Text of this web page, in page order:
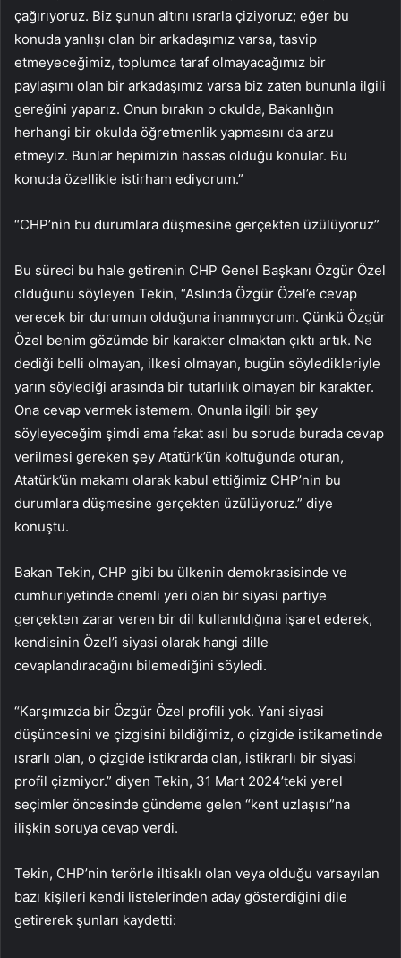
çağırıyoruz. Biz şunun altını ısrarla çiziyoruz; eğer bu
konuda yanlışı olan bir arkadaşımız varsa, tasvip
etmeyeceğimiz, toplumca taraf olmayacağımız bir
paylaşımı olan bir arkadaşımız varsa biz zaten bununla ilgili
gereğini yaparız. Onun bırakın o okulda, Bakanlığın
herhangi bir okulda öğretmenlik yapmasını da arzu
etmeyiz. Bunlar hepimizin hassas olduğu konular. Bu
konuda özellikle istirham ediyorum.”
“CHP’nin bu durumlara düşmesine gerçekten üzülüyoruz”
Bu süreci bu hale getirenin CHP Genel Başkanı Özgür Özel
olduğunu söyleyen Tekin, “Aslında Özgür Özel’e cevap
verecek bir durumun olduğuna inanmıyorum. Çünkü Özgür
Özel benim gözümde bir karakter olmaktan çıktı artık. Ne
dediği belli olmayan, ilkesi olmayan, bugün söyledikleriyle
yarın söylediği arasında bir tutarlılık olmayan bir karakter.
Ona cevap vermek istemem. Onunla ilgili bir şey
söyleyeceğim şimdi ama fakat asıl bu soruda burada cevap
verilmesi gereken şey Atatürk’ün koltuğunda oturan,
Atatürk’ün makamı olarak kabul ettiğimiz CHP’nin bu
durumlara düşmesine gerçekten üzülüyoruz.” diye
konuştu.
Bakan Tekin, CHP gibi bu ülkenin demokrasisinde ve
cumhuriyetinde önemli yeri olan bir siyasi partiye
gerçekten zarar veren bir dil kullanıldığına işaret ederek,
kendisinin Özel’i siyasi olarak hangi dille
cevaplandıracağını bilemediğini söyledi.
“Karşımızda bir Özgür Özel profili yok. Yani siyasi
düşüncesini ve çizgisini bildiğimiz, o çizgide istikametinde
ısrarlı olan, o çizgide istikrarda olan, istikrarlı bir siyasi
profil çizmiyor.” diyen Tekin, 31 Mart 2024’teki yerel
seçimler öncesinde gündeme gelen “kent uzlaşısı”na
ilişkin soruya cevap verdi.
Tekin, CHP’nin terörle iltisaklı olan veya olduğu varsayılan
bazı kişileri kendi listelerinden aday gösterdiğini dile
getirerek şunları kaydetti: